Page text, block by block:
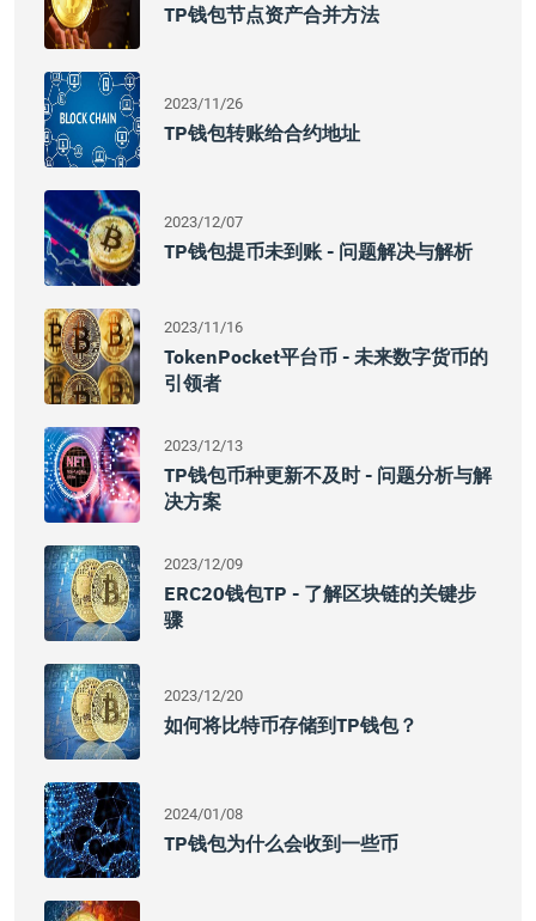
TP钱包节点资产合并方法
2023/11/26
TP钱包转账给合约地址
2023/12/07
TP钱包提币未到账 - 问题解决与解析
2023/11/16
TokenPocket平台币 - 未来数字货币的
引领者
2023/12/13
TP钱包币种更新不及时 - 问题分析与解
决方案
2023/12/09
ERC20钱包TP - 了解区块链的关键步
骤
2023/12/20
如何将比特币存储到TP钱包？
2024/01/08
TP钱包为什么会收到一些币